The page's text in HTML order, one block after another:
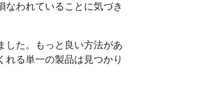
なわれていることに気づき
した。もっと良い方法があ
れる単一の製品は見つかり